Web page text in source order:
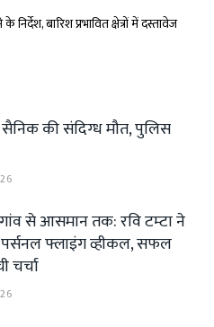
बारिश प्रभावित क्षेत्रों में दस्तावेज
सैनिक की संदिग्ध मौत, पुलिस
से आसमान तक: रवि टम्टा ने
पर्सनल फ्लाइंग व्हीकल, सफल
चर्चा